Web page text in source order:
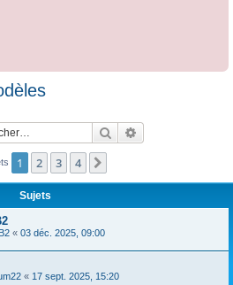
Rechercher
1 2 3 4
Sujets
« 03 déc. 2025, 09:00
« 17 sept. 2025, 15:20